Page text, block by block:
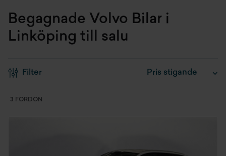
Begagnade Volvo Bilar i
Linköping till salu
Filter
3 FORDON